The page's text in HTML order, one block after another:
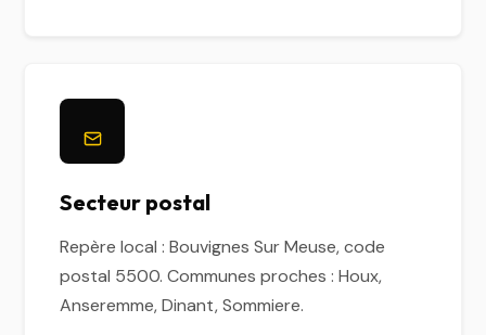
Secteur postal
Repère local : Bouvignes Sur Meuse, code
postal 5500. Communes proches : Houx,
Anseremme, Dinant, Sommiere.